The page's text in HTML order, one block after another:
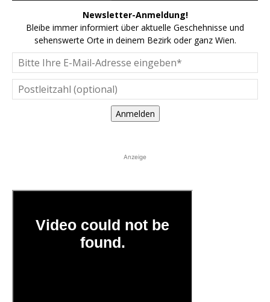
Newsletter-Anmeldung!
Bleibe immer informiert über aktuelle Geschehnisse und
sehenswerte Orte in deinem Bezirk oder ganz Wien.
Anmelden
Anzeige